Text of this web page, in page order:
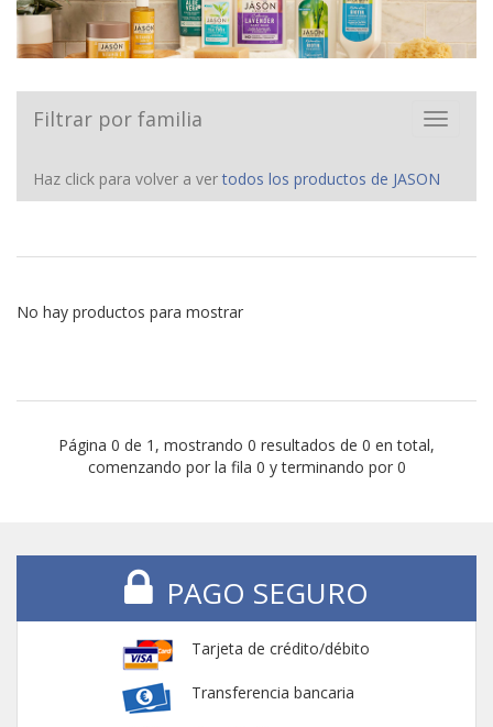
Toggle
Filtrar por familia
Haz click para volver a vertodos los productos de JASON
No hay productos para mostrar
Página 0 de 1, mostrando 0 resultados de 0 en total,
comenzando por la fila 0 y terminando por 0
PAGO SEGURO
Tarjeta de crédito/débito
Transferencia bancaria